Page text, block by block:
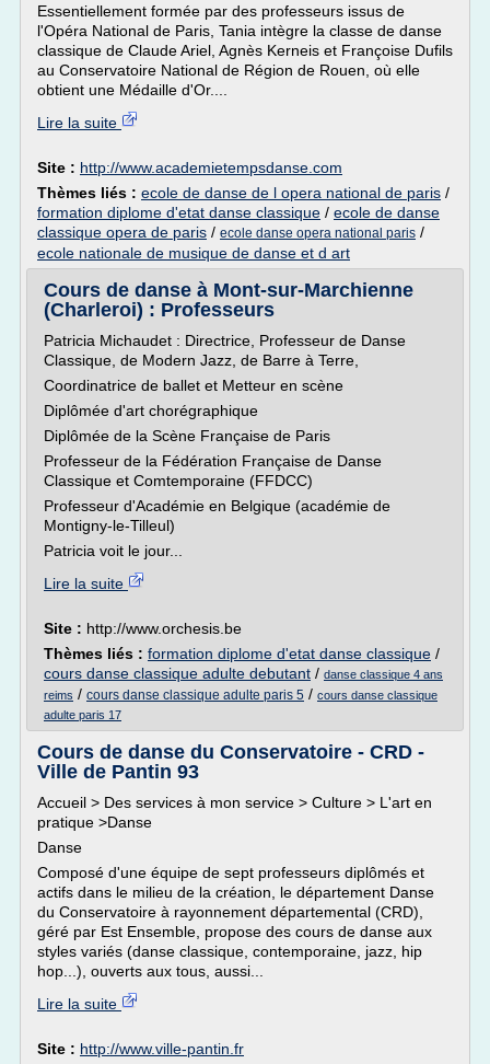
Essentiellement formée par des professeurs issus de
l'Opéra National de Paris, Tania intègre la classe de danse
classique de Claude Ariel, Agnès Kerneis et Françoise Dufils
au Conservatoire National de Région de Rouen, où elle
obtient une Médaille d'Or....
Lire la suite
Site : http://www.academietempsdanse.com
Thèmes liés : ecole de danse de l opera national de paris /
formation diplome d'etat danse classique / ecole de danse
classique opera de paris / ecole danse opera national paris /
ecole nationale de musique de danse et d art
Cours de danse à Mont-sur-Marchienne
(Charleroi) : Professeurs
Patricia Michaudet : Directrice, Professeur de Danse
Classique, de Modern Jazz, de Barre à Terre,
Coordinatrice de ballet et Metteur en scène
Diplômée d'art chorégraphique
Diplômée de la Scène Française de Paris
Professeur de la Fédération Française de Danse
Classique et Comtemporaine (FFDCC)
Professeur d'Académie en Belgique (académie de
Montigny-le-Tilleul)
Patricia voit le jour...
Lire la suite
Site : http://www.orchesis.be
Thèmes liés : formation diplome d'etat danse classique /
cours danse classique adulte debutant / danse classique 4 ans
reims / cours danse classique adulte paris 5 / cours danse classique
adulte paris 17
Cours de danse du Conservatoire - CRD -
Ville de Pantin 93
Accueil > Des services à mon service > Culture > L'art en
pratique >Danse
Danse
Composé d'une équipe de sept professeurs diplômés et
actifs dans le milieu de la création, le département Danse
du Conservatoire à rayonnement départemental (CRD),
géré par Est Ensemble, propose des cours de danse aux
styles variés (danse classique, contemporaine, jazz, hip
hop...), ouverts aux tous, aussi...
Lire la suite
Site : http://www.ville-pantin.fr